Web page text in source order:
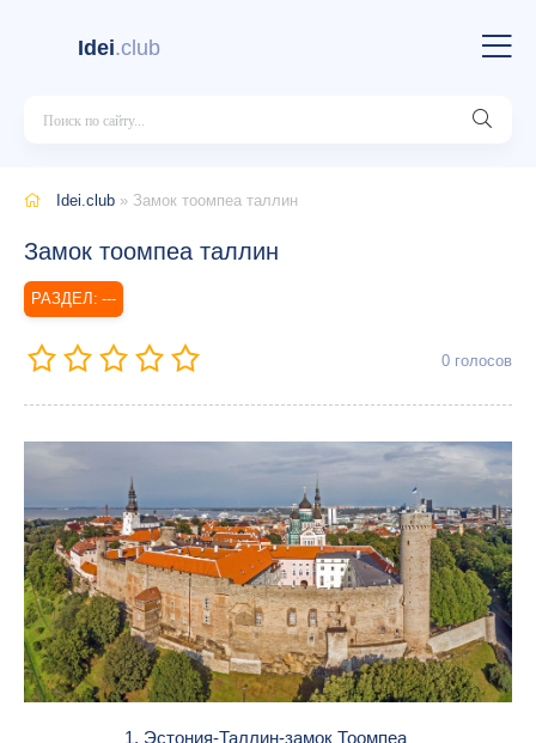
Idei.club
Idei.club » Замок тоомпеа таллин
Замок тоомпеа таллин
---
0 голосов
1. Эстония-Таллин-замок Тоомпеа